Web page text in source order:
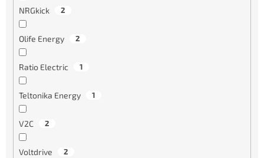
NRGkick 2
Olife Energy 2
Ratio Electric 1
Teltonika Energy 1
V2C 2
Voltdrive 2